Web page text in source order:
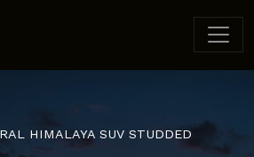
HIMALAYA SUV STUDDED